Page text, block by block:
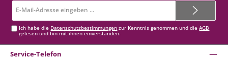
Mail-
Ich habe die Datenschutzbestimmungen zur Kenntnis genommen und dieAGB
gelesen und bin mit ihnen einverstanden.
Service-Telefon